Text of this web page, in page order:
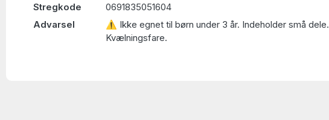
Stregkode
0691835051604
Advarsel
⚠ Ikke egnet til børn under 3 år. Indeholder små dele.
Kvælningsfare.